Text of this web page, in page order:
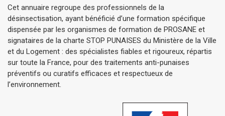
Cet annuaire regroupe des professionnels de la
désinsectisation, ayant bénéficié d’une formation spécifique
dispensée par les organismes de formation de PROSANE et
signataires de la charte STOP PUNAISES du Ministère de la Ville
et du Logement : des spécialistes fiables et rigoureux, répartis
sur toute la France, pour des traitements anti-punaises
préventifs ou curatifs efficaces et respectueux de
l’environnement.